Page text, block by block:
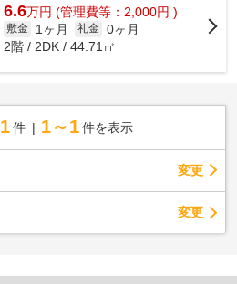
6.6万円 (管理費等：2,000円 )
敷金 1ヶ月 礼金 0ヶ月
2階 / 2DK / 44.71㎡
1 件 1～1 件を表示
変更
変更